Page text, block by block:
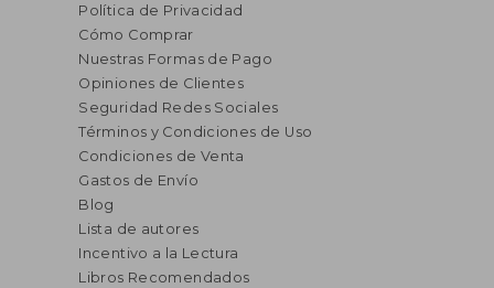
Política de Privacidad
Cómo Comprar
Nuestras Formas de Pago
Opiniones de Clientes
Seguridad Redes Sociales
Términos y Condiciones de Uso
Condiciones de Venta
Gastos de Envío
Blog
Lista de autores
Incentivo a la Lectura
Libros Recomendados